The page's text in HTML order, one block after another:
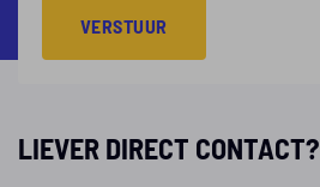
VERSTUUR
LIEVER DIRECT CONTACT?